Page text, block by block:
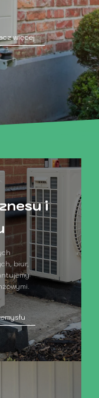
więcej
i
biur,